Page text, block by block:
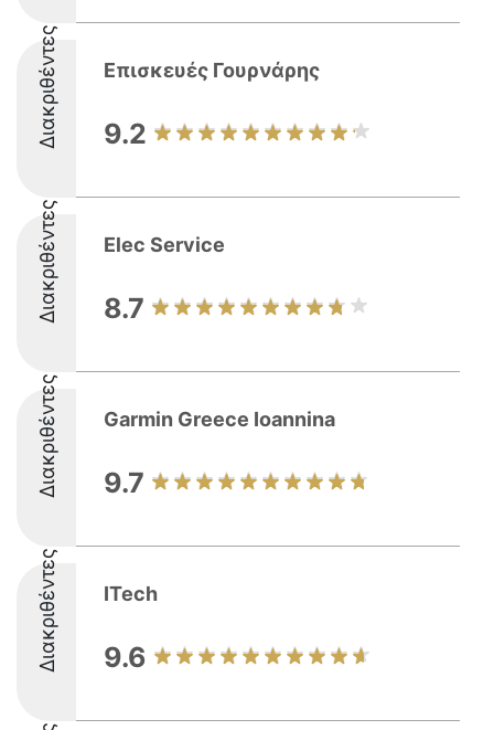
Διακριθέντες Επισκευές Γουρνάρης
9.2
Διακριθέντες Elec Service
8.7
Διακριθέντες Garmin Greece Ioannina
9.7
Διακριθέντες ITech
9.6